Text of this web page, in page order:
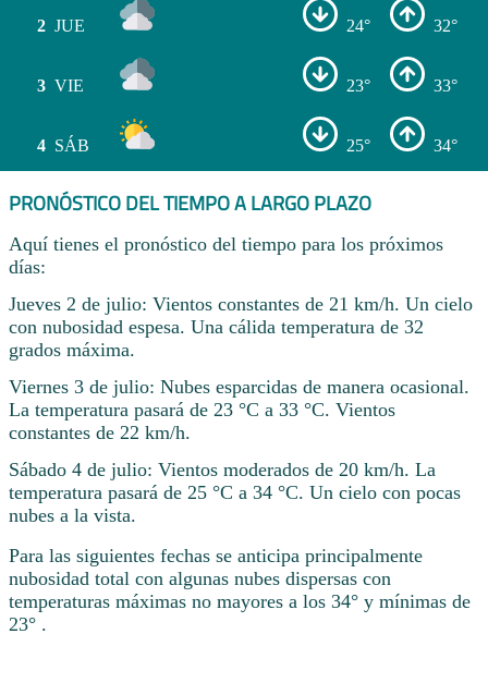
2 JUE 24° 32°
3 VIE 23° 33°
4 SÁB 25° 34°
PRONÓSTICO DEL TIEMPO A LARGO PLAZO
Aquí tienes el pronóstico del tiempo para los próximos
días:
Jueves 2 de julio: Vientos constantes de 21 km/h. Un cielo
con nubosidad espesa. Una cálida temperatura de 32
grados máxima.
Viernes 3 de julio: Nubes esparcidas de manera ocasional.
La temperatura pasará de 23 °C a 33 °C. Vientos
constantes de 22 km/h.
Sábado 4 de julio: Vientos moderados de 20 km/h. La
temperatura pasará de 25 °C a 34 °C. Un cielo con pocas
nubes a la vista.
Para las siguientes fechas se anticipa principalmente
nubosidad total con algunas nubes dispersas con
temperaturas máximas no mayores a los 34° y mínimas de
23° .